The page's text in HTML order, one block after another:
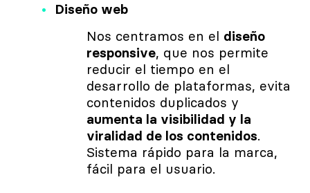
Diseño web
Nos centramos en el diseño
responsive, que nos permite
reducir el tiempo en el
desarrollo de plataformas, evita
contenidos duplicados y
aumenta la visibilidad y la
viralidad de los contenidos.
Sistema rápido para la marca,
fácil para el usuario.